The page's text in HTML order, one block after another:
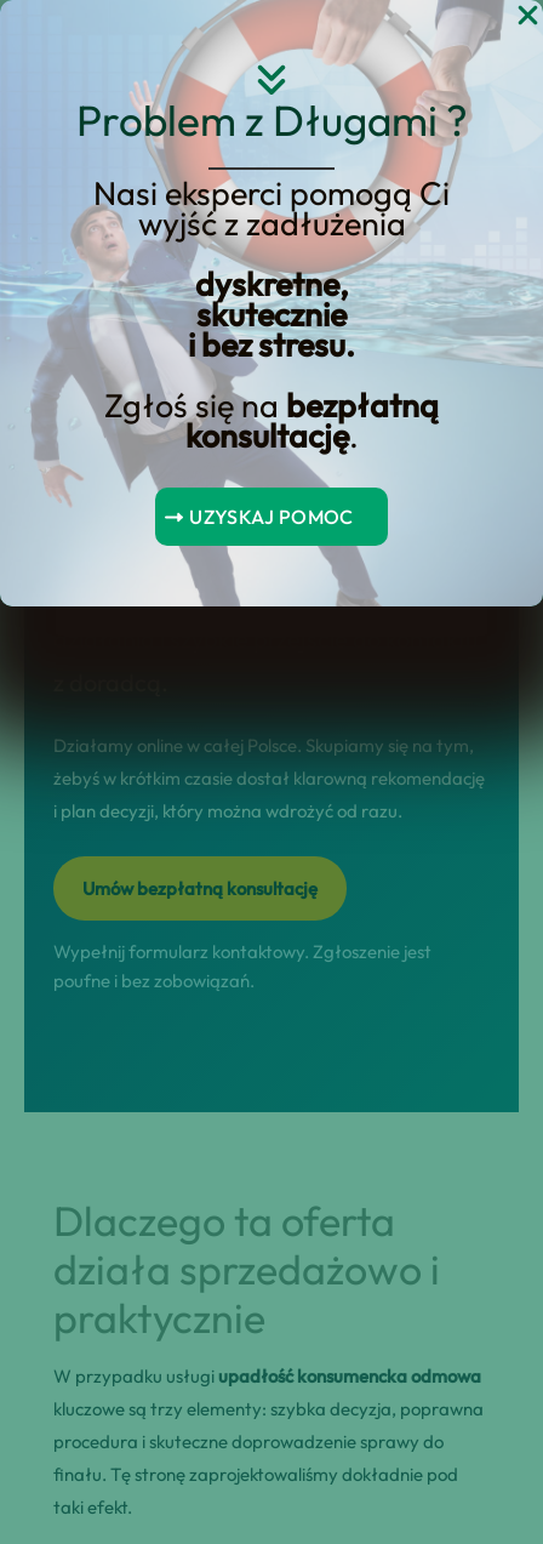
Problem z Długami ?
Nasi eksperci pomogą Ci
wyjść z zadłużenia
dyskretne,
skutecznie
i bez stresu.
Zgłoś się na bezpłatną
konsultację.
UZYSKAJ POMOC
Przejdź
KREDYT123.PL – OFERTA SPRZEDAŻOWA
upadłość konsumencka
odmowa
Jeśli rozważasz upadłość konsumencka
odmowa, potrzebujesz konkretnej oferty
sprzedażowej, a nie ogólników. Na tej
stronie dostajesz jasny model
współpracy, realne scenariusze
Działamy online w całej Polsce. Skupiamy się na tym,
żebyś w krótkim czasie dostał klarowną rekomendację
i plan decyzji, który można wdrożyć od razu.
Umów bezpłatną konsultację
Wypełnij formularz kontaktowy. Zgłoszenie jest
poufne i bez zobowiązań.
Dlaczego ta oferta
działa sprzedażowo i
praktycznie
W przypadku usługi upadłość konsumencka odmowa
kluczowe są trzy elementy: szybka decyzja, poprawna
procedura i skuteczne doprowadzenie sprawy do
finału. Tę stronę zaprojektowaliśmy dokładnie pod
taki efekt.